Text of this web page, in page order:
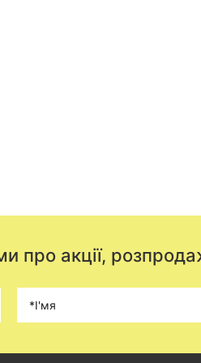
про акції,